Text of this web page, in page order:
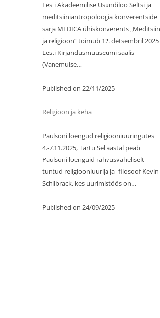
Eesti Akadeemilise Usundiloo Seltsi ja
meditsiiniantropoloogia konverentside
sarja MEDICA ühiskonverents „Meditsiin
ja religioon“ toimub 12. detsembril 2025
Eesti Kirjandusmuuseumi saalis
(Vanemuise…
Published on 22/11/2025
Religioon ja keha
Paulsoni loengud religiooniuuringutes
4.-7.11.2025, Tartu Sel aastal peab
Paulsoni loenguid rahvusvaheliselt
tuntud religiooniuurija ja -filosoof Kevin
Schilbrack, kes uurimistöös on…
Published on 24/09/2025